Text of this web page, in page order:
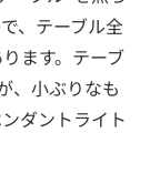
、テーブル全
ます。テーブ
、小ぶりなも
ダントライト